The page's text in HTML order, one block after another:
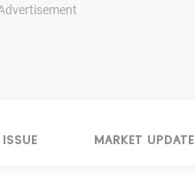
MARKET UPDATE